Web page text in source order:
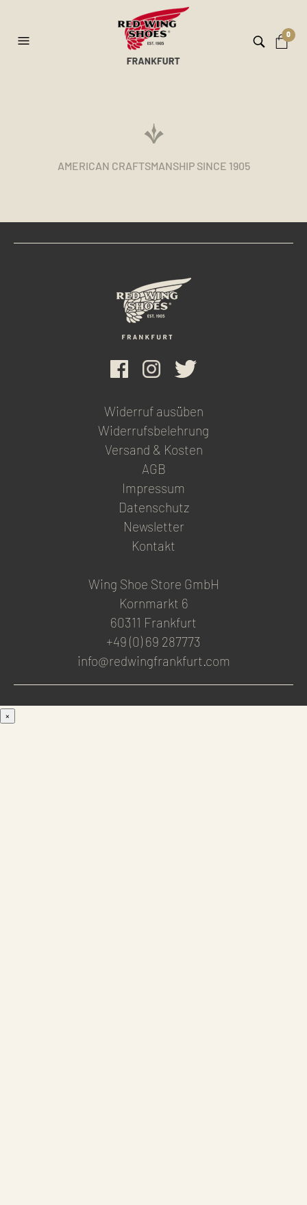
0
AMERICAN CRAFTSMANSHIP SINCE 1905
Widerruf ausüben
Widerrufsbelehrung
Versand & Kosten
AGB
Impressum
Datenschutz
Newsletter
Kontakt
Wing Shoe Store GmbH
Kornmarkt 6
60311 Frankfurt
+49 (0) 69 287773
info@redwingfrankfurt.com
×